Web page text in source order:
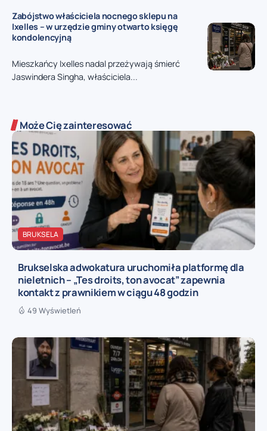
Zabójstwo właściciela nocnego sklepu na
Ixelles – w urzędzie gminy otwarto księgę
kondolencyjną
Mieszkańcy Ixelles nadal przeżywają śmierć
Jaswindera Singha, właściciela...
Może Cię zainteresować
BRUKSELA
Brukselska adwokatura uruchomiła platformę dla
nieletnich – „Tes droits, ton avocat” zapewnia
kontakt z prawnikiem w ciągu 48 godzin
49 Wyświetleń